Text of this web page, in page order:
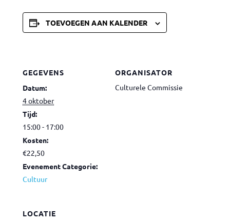
TOEVOEGEN AAN KALENDER
GEGEVENS
Datum:
4 oktober
Tijd:
15:00 - 17:00
Kosten:
€22,50
Evenement Categorie:
Cultuur
ORGANISATOR
Culturele Commissie
LOCATIE